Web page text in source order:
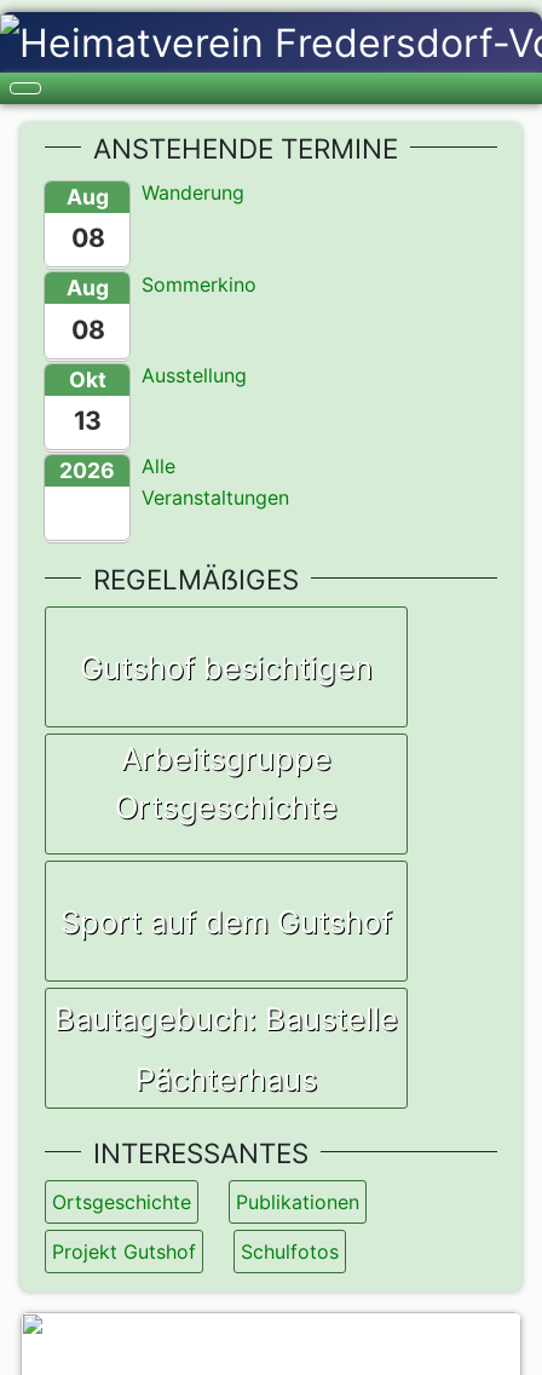
ANSTEHENDE TERMINE
Aug
08
Wanderung
Aug
08
Sommerkino
Okt
13
Ausstellung
2026
Alle
Veranstaltungen
REGELMÄẞIGES
Gutshof besichtigen
Arbeitsgruppe
Ortsgeschichte
Sport auf dem Gutshof
Bautagebuch: Baustelle
Pächterhaus
INTERESSANTES
Ortsgeschichte Publikationen
Projekt Gutshof Schulfotos